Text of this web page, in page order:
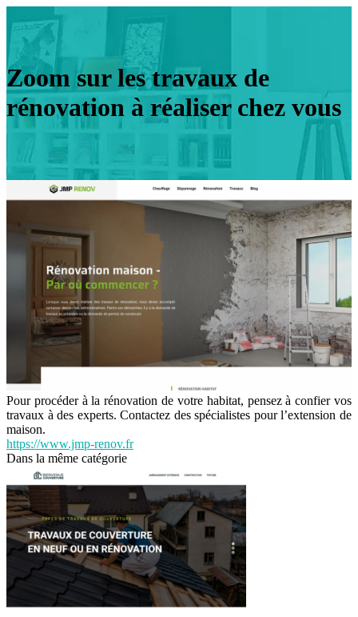
Zoom sur les travaux de
rénovation à réaliser chez vous
Pour procéder à la rénovation de votre habitat, pensez à confier vos
travaux à des experts. Contactez des spécialistes pour l’extension de
maison.
https://www.jmp-renov.fr
Dans la même catégorie